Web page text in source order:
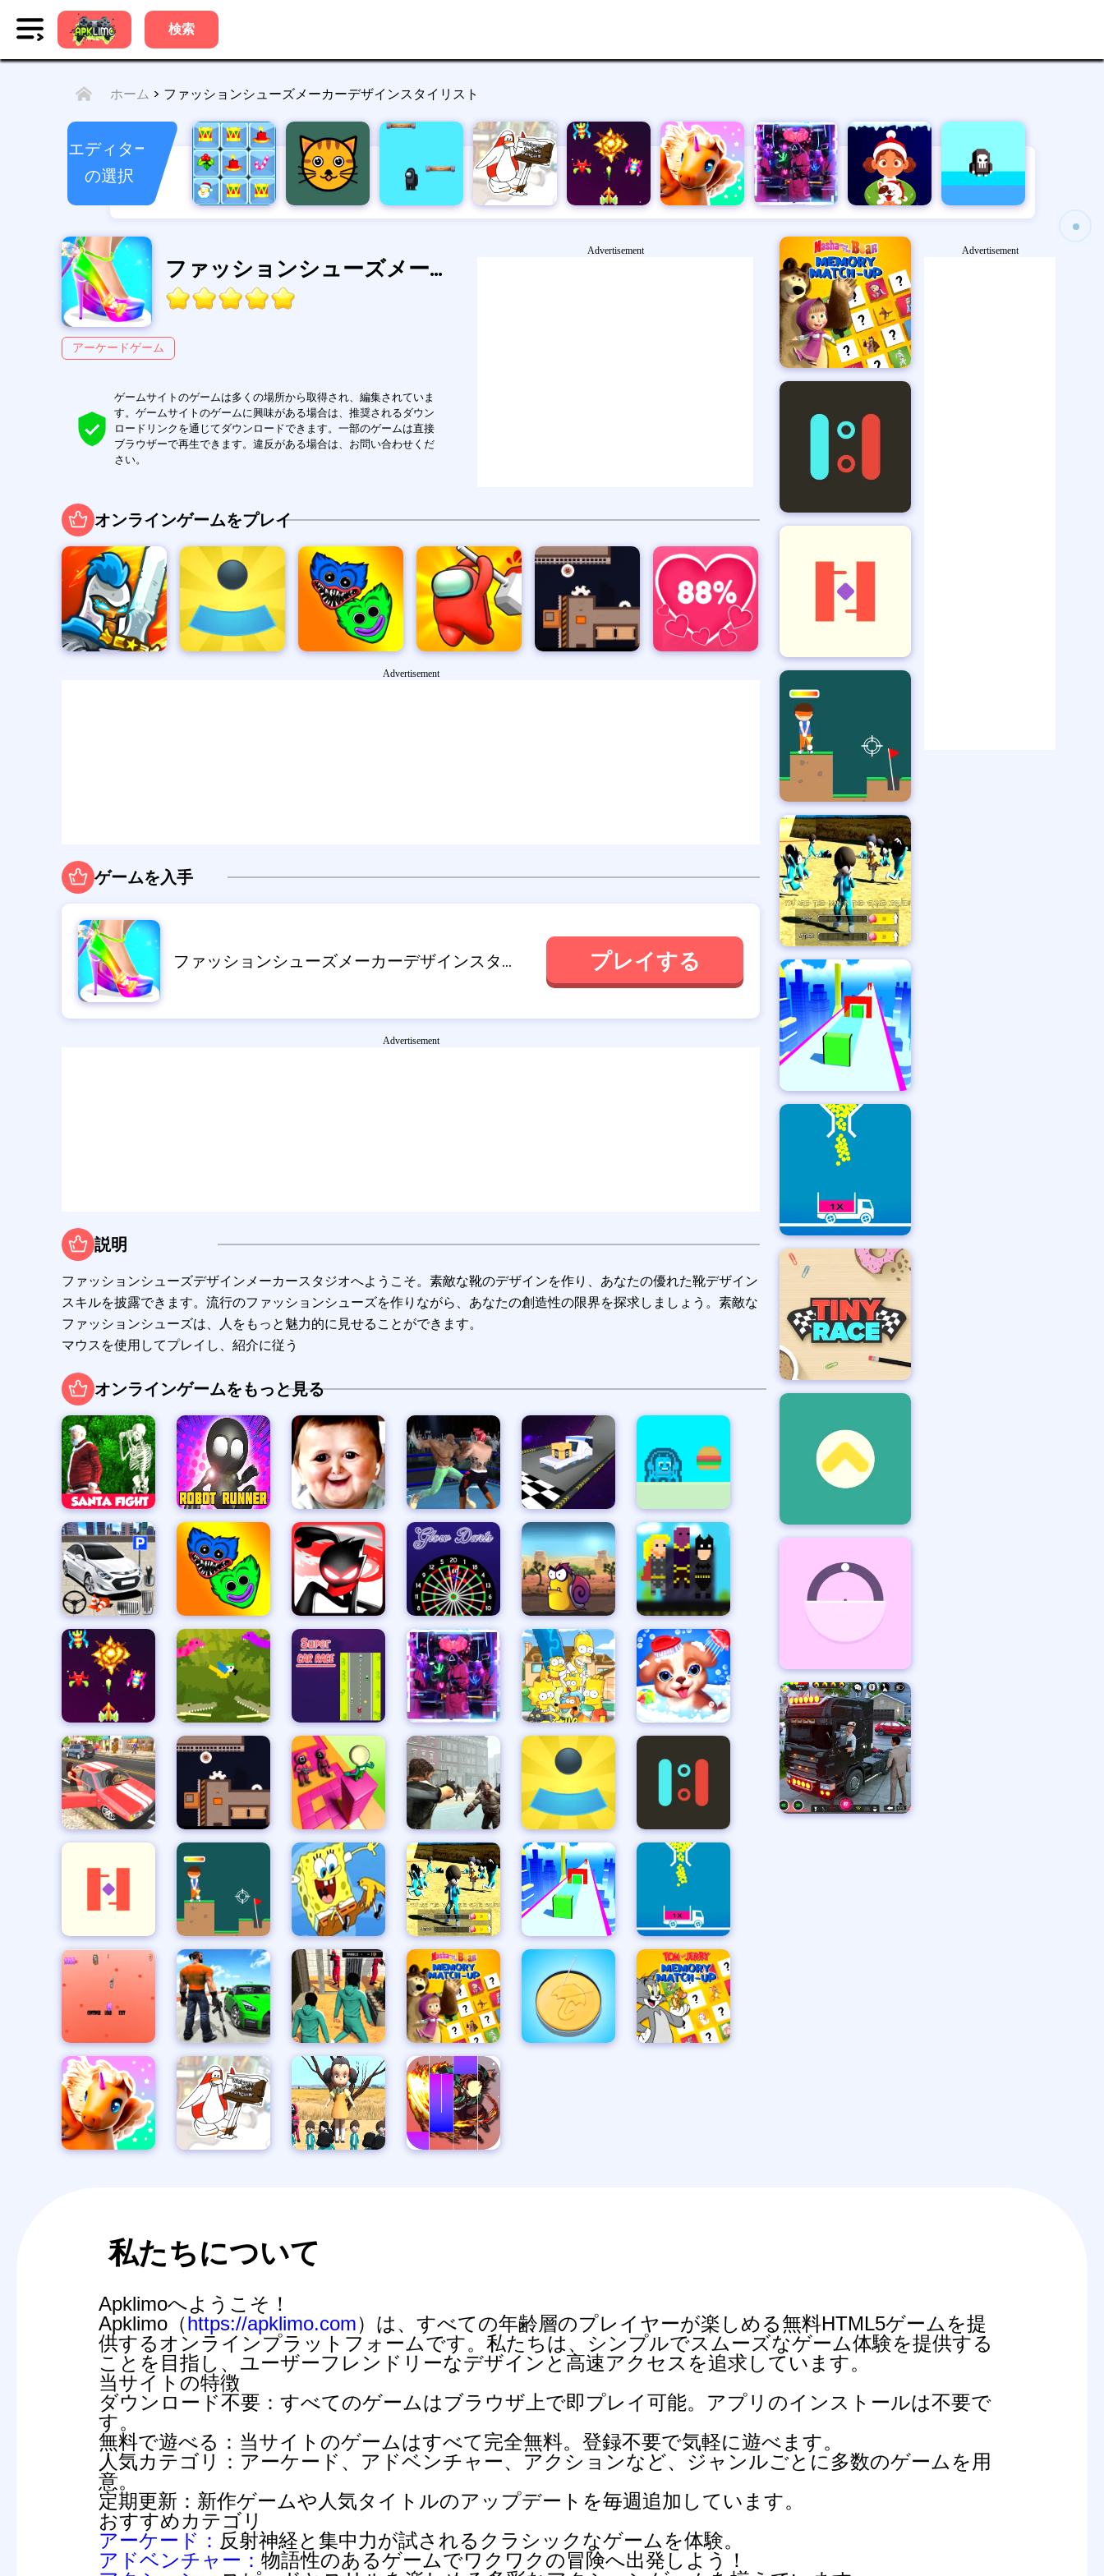
検索
ホーム > ファッションシューズメーカーデザインスタイリスト
エディター
の選択
キューブアップゲーム
ドットレスキュー
ファッションシューズメーカーデザインスタイリスト
アーケードゲーム
ゲームサイトのゲームは多くの場所から取得され、編集されていま
す。ゲームサイトのゲームに興味がある場合は、推奨されるダウン
ロードリンクを通じてダウンロードできます。一部のゲームは直接
ブラウザーで再生できます。違反がある場合は、お問い合わせくだ
さい。
Advertisement
オンラインゲームをプレイ
円形反射ゲーム バブルハギーワギー 偽者叩き ブラゼンボール ラブテスター
Advertisement
ゲームを入手
ファッションシューズメーカーデザインスタイリスト プレイする
Advertisement
説明
ファッションシューズデザインメーカースタジオへようこそ。素敵な靴のデザインを作り、あなたの優れた靴デザイン
スキルを披露できます。流行のファッションシューズを作りながら、あなたの創造性の限界を探求しましょう。素敵な
ファッションシューズは、人をもっと魅力的に見せることができます。
マウスを使用してプレイし、紹介に従う
オンラインゲームをもっと見る
Advertisement
私たちについて
Apklimoへようこそ！
Apklimo（https://apklimo.com）は、すべての年齢層のプレイヤーが楽しめる無料HTML5ゲームを提
供するオンラインプラットフォームです。私たちは、シンプルでスムーズなゲーム体験を提供する
ことを目指し、ユーザーフレンドリーなデザインと高速アクセスを追求しています。
当サイトの特徴
ダウンロード不要： すべてのゲームはブラウザ上で即プレイ可能。アプリのインストールは不要で
す。
無料で遊べる： 当サイトのゲームはすべて完全無料。登録不要で気軽に遊べます。
人気カテゴリ： アーケード、アドベンチャー、アクションなど、ジャンルごとに多数のゲームを用
意。
定期更新： 新作ゲームや人気タイトルのアップデートを毎週追加しています。
おすすめカテゴリ
アーケード： 反射神経と集中力が試されるクラシックなゲームを体験。
アドベンチャー： 物語性のあるゲームでワクワクの冒険へ出発しよう！